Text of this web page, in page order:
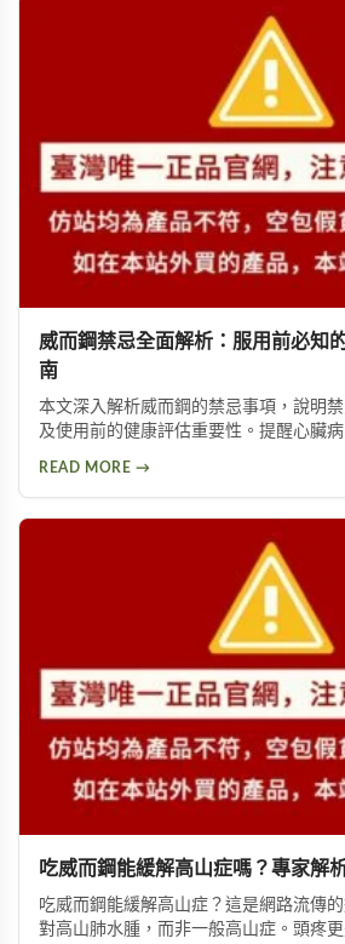
威而鋼禁忌全面解析：服用前必知
南
本文深入解析威而鋼的禁忌事項，說明
及使用前的健康評估重要性。提醒心臟
READ MORE →
吃威而鋼能緩解高山症嗎？專家解
吃威而鋼能緩解高山症？這是網路流傳
對高山肺水腫，而非一般高山症。頭疼